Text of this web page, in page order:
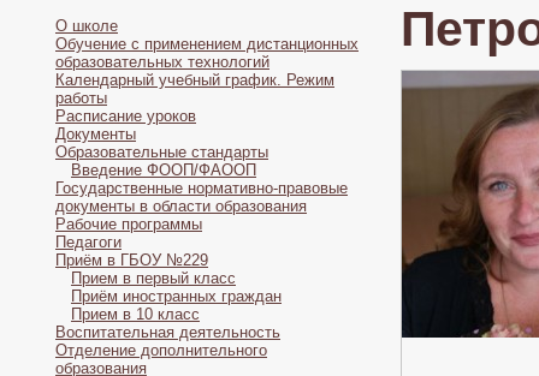
О школе
Обучение с применением дистанционных
образовательных технологий
Календарный учебный график. Режим
работы
Расписание уроков
Документы
Образовательные стандарты
Введение ФООП/ФАООП
Государственные нормативно-правовые
документы в области образования
Рабочие программы
Педагоги
Приём в ГБОУ №229
Прием в первый класс
Приём иностранных граждан
Прием в 10 класс
Воспитательная деятельность
Отделение дополнительного
образования